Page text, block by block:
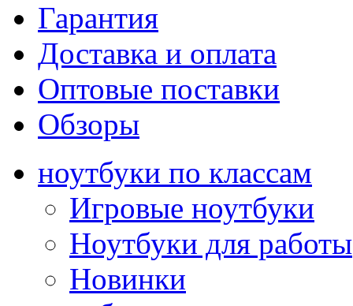
Гарантия
Доставка и оплата
Оптовые поставки
Обзоры
ноутбуки по классам
Игровые ноутбуки
Ноутбуки для работы
Новинки